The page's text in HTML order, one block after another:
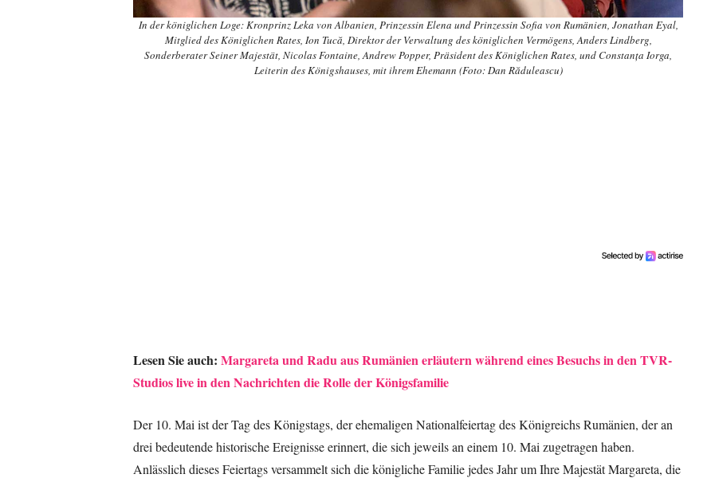
In der königlichen Loge: Kronprinz Leka von Albanien, Prinzessin Elena und Prinzessin Sofia von Rumänien, Jonathan Eyal,
Mitglied des Königlichen Rates, Ion Tucă, Direktor der Verwaltung des königlichen Vermögens, Anders Lindberg,
Sonderberater Seiner Majestät, Nicolas Fontaine, Andrew Popper, Präsident des Königlichen Rates, und Constanța Iorga,
Leiterin des Königshauses, mit ihrem Ehemann (Foto: Dan Răduleascu)
Lesen Sie auch: Margareta und Radu aus Rumänien erläutern während eines Besuchs in den TVR-
Studios live in den Nachrichten die Rolle der Königsfamilie
Der 10. Mai ist der Tag des Königstags, der ehemaligen Nationalfeiertag des Königreichs Rumänien, der an
drei bedeutende historische Ereignisse erinnert, die sich jeweils an einem 10. Mai zugetragen haben.
Anlässlich dieses Feiertags versammelt sich die königliche Familie jedes Jahr um Ihre Majestät Margareta, die